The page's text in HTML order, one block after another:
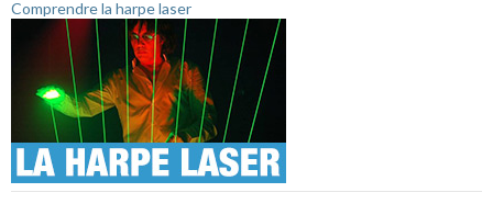
Comprendre la harpe laser